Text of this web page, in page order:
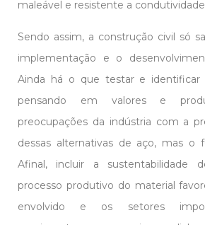
maleável e resistente a
Sendo assim, a construção civil só
implementação e o
Ainda há o que testar e identificar
pensando em valores e
preocupações da indústria com a
dessas alternativas de aço, mas o
Afinal, incluir a sustentabilidade
processo produtivo do material
envolvido e os setores